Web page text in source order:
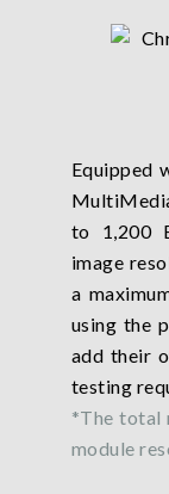
Equipped
to 1,200
image
a
using the
add their
testing
*The total
module